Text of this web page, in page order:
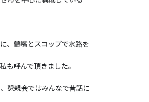
、鶴嘴とスコップで水路を
も呼んで頂きました。
懇親会ではみんなで昔話に